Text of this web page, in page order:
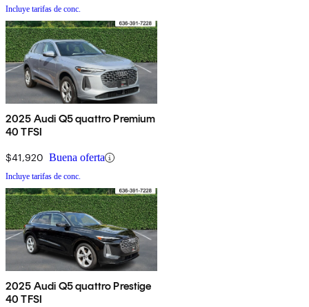
Incluye tarifas de conc.
2025 Audi Q5 quattro Premium
40 TFSI
$41,920 Buena oferta
Incluye tarifas de conc.
2025 Audi Q5 quattro Prestige
40 TFSI